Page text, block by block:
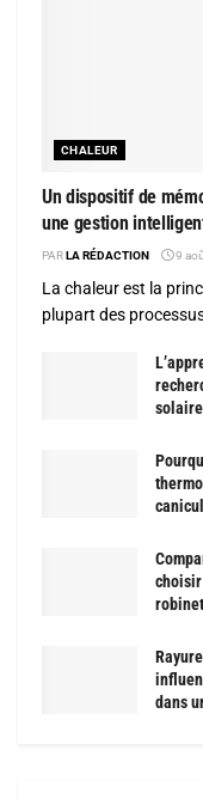
CHALEUR
Un dispositif de
une gestion
PARLA RÉDACTION 9
La chaleur est la
plupart des
dans